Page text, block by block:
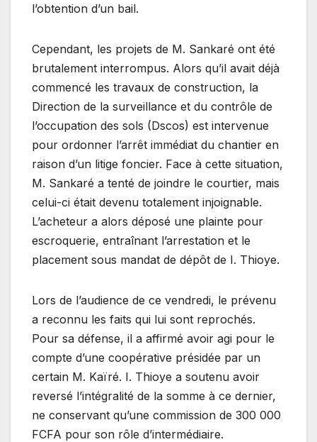
l’obtention d’un bail.
Cependant, les projets de M. Sankaré ont été
brutalement interrompus. Alors qu’il avait déjà
commencé les travaux de construction, la
Direction de la surveillance et du contrôle de
l’occupation des sols (Dscos) est intervenue
pour ordonner l’arrêt immédiat du chantier en
raison d’un litige foncier. Face à cette situation,
M. Sankaré a tenté de joindre le courtier, mais
celui-ci était devenu totalement injoignable.
L’acheteur a alors déposé une plainte pour
escroquerie, entraînant l’arrestation et le
placement sous mandat de dépôt de I. Thioye.
Lors de l’audience de ce vendredi, le prévenu
a reconnu les faits qui lui sont reprochés.
Pour sa défense, il a affirmé avoir agi pour le
compte d’une coopérative présidée par un
certain M. Kaïré. I. Thioye a soutenu avoir
reversé l’intégralité de la somme à ce dernier,
ne conservant qu’une commission de 300 000
FCFA pour son rôle d’intermédiaire.